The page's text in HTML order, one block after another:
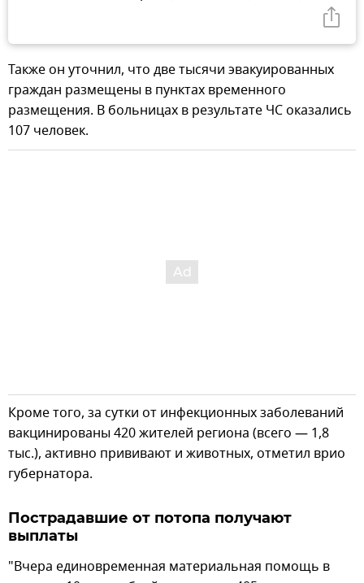
Также он уточнил, что две тысячи эвакуированных
граждан размещены в пунктах временного
размещения. В больницах в результате ЧС оказались
107 человек.
Кроме того, за сутки от инфекционных заболеваний
вакцинированы 420 жителей региона (всего — 1,8
тыс.), активно прививают и животных, отметил врио
губернатора.
Пострадавшие от потопа получают
выплаты
"Вчера единовременная материальная помощь в